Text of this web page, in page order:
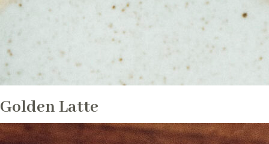
Golden Latte